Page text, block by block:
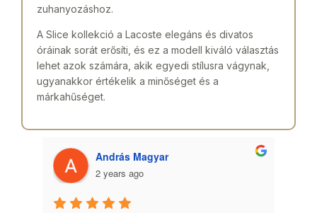
zuhanyozáshoz.
A Slice kollekció a Lacoste elegáns és divatos
óráinak sorát erősíti, és ez a modell kiváló választás
lehet azok számára, akik egyedi stílusra vágynak,
ugyanakkor értékelik a minőséget és a
márkahűséget.
András Magyar
2 years ago